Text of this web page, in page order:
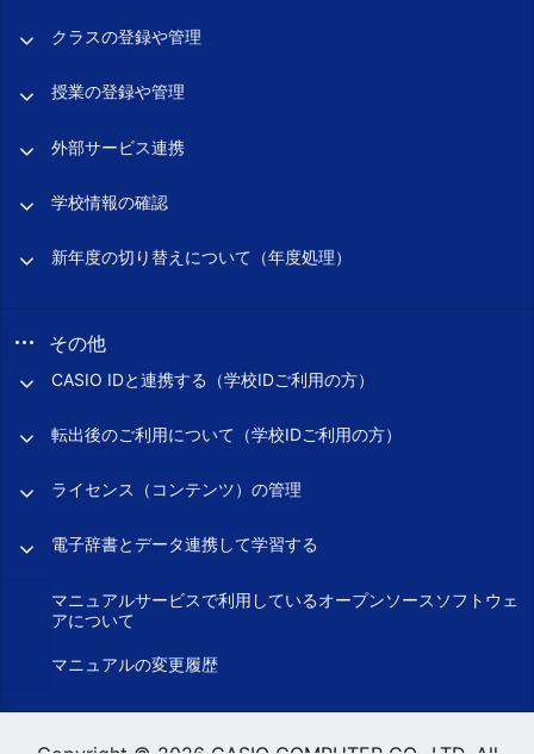
クラスの登録や管理
授業の登録や管理
外部サービス連携
学校情報の確認
新年度の切り替えについて（年度処理）
その他
CASIO IDと連携する（学校IDご利用の方）
転出後のご利用について（学校IDご利用の方）
ライセンス（コンテンツ）の管理
電子辞書とデータ連携して学習する
マニュアルサービスで利用しているオープンソースソフトウェ
アについて
マニュアルの変更履歴